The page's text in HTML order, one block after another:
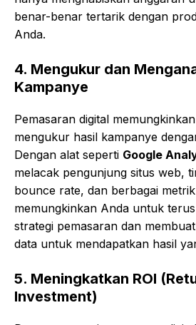
benar-benar tertarik dengan
Anda.
4. Mengukur dan
Kampanye
Pemasaran digital
mengukur hasil kampanye
Dengan alat seperti Google
melacak pengunjung situs web,
bounce rate, dan berbagai
memungkinkan Anda untuk
strategi pemasaran dan
data untuk mendapatkan hasil
5. Meningkatkan ROI
Investment)